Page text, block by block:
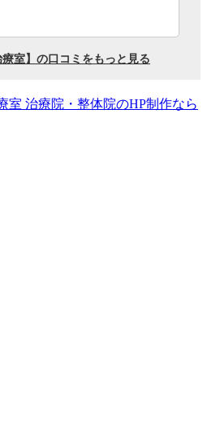
室 治療院・整体院のHP制作なら